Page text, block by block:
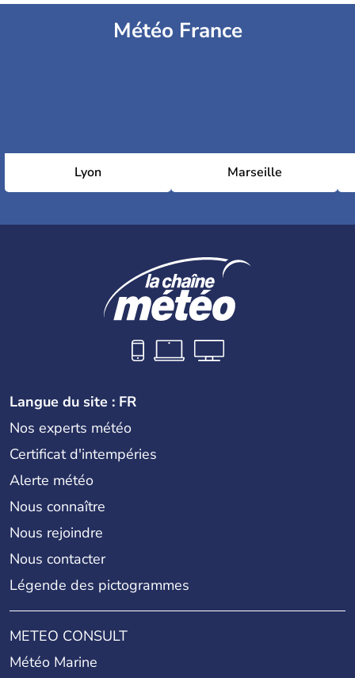
Météo France
Lyon Marseille
Langue du site : FR
Nos experts météo
Certificat d'intempéries
Alerte météo
Nous connaître
Nous rejoindre
Nous contacter
Légende des pictogrammes
METEO CONSULT
Météo Marine